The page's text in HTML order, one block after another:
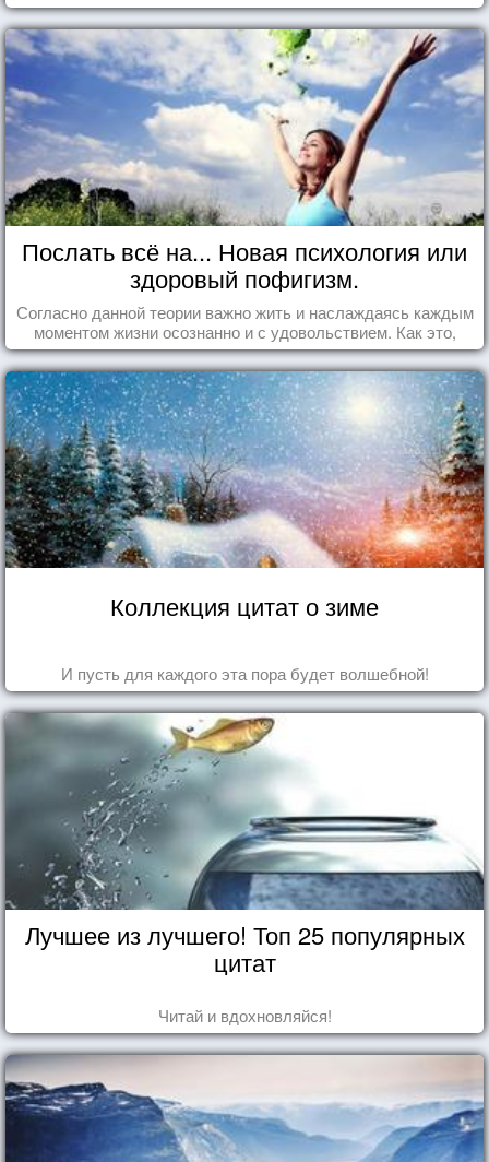
Послать всё на... Новая психология или
здоровый пофигизм.
Согласно данной теории важно жить и наслаждаясь каждым
моментом жизни осознанно и с удовольствием. Как это,
попробуем разобраться на реальных примерах.
Коллекция цитат о зиме
И пусть для каждого эта пора будет волшебной!
Лучшее из лучшего! Топ 25 популярных
цитат
Читай и вдохновляйся!